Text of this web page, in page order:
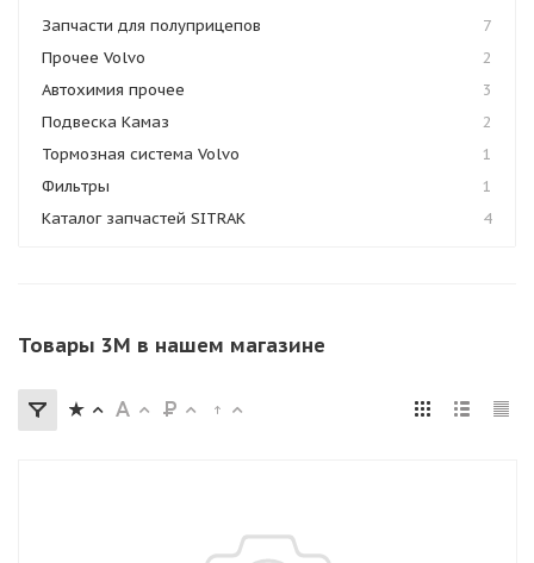
Запчасти для полуприцепов
7
Прочее Volvo
2
Автохимия прочее
3
Подвеска Камаз
2
Тормозная система Volvo
1
Фильтры
1
Каталог запчастей SITRAK
4
Товары 3M в нашем магазине